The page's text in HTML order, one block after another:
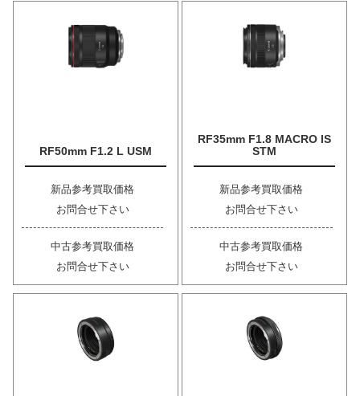
RF50mm F1.2 L USM
新品参考買取価格
お問合せ下さい
中古参考買取価格
お問合せ下さい
RF35mm F1.8 MACRO IS
STM
新品参考買取価格
お問合せ下さい
中古参考買取価格
お問合せ下さい